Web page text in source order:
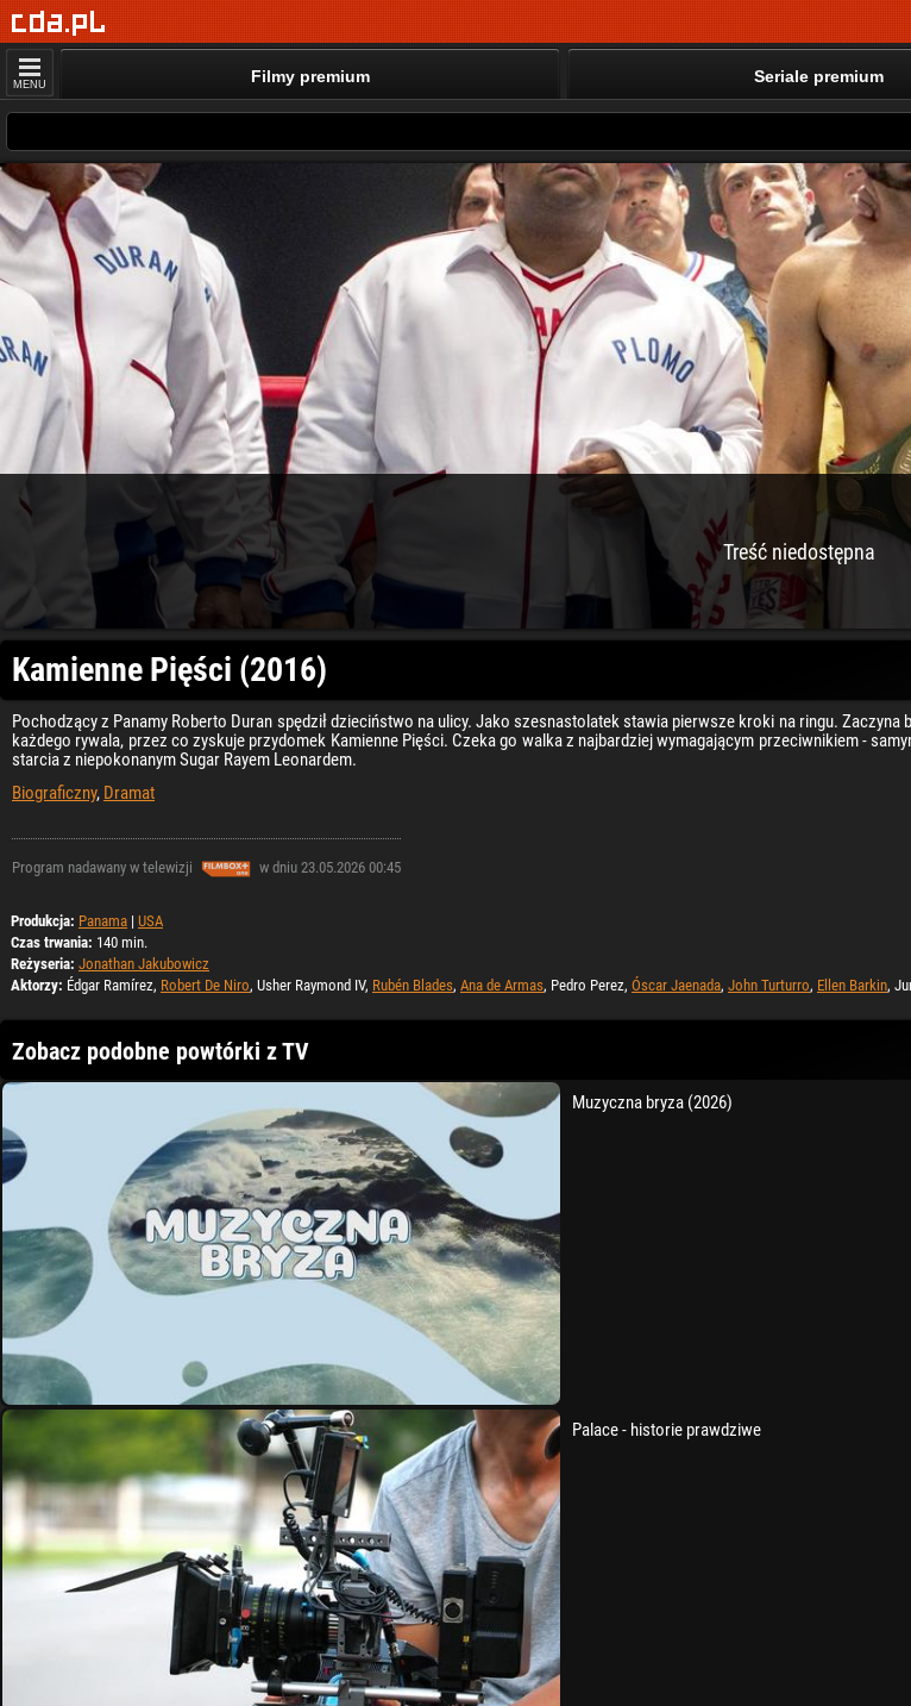
MENU Filmy premium Seriale premium
Treść niedostępna
Kamienne Pięści (2016)
Pochodzący z Panamy Roberto Duran spędził dzieciństwo na ulicy. Jako szesnastolatek stawia pierwsze kroki na ringu.
każdego rywala, przez co zyskuje przydomek Kamienne Pięści. Czeka go walka z najbardziej wymagającym przeciwnikiem -
starcia z niepokonanym Sugar Rayem Leonardem.
Biograficzny, Dramat
Program nadawany w telewizji w dniu 23.05.2026 00:45
Produkcja: Panama | USA
Czas trwania: 140 min.
Reżyseria: Jonathan Jakubowicz
Aktorzy: Édgar Ramírez, Robert De Niro, Usher Raymond IV, Rubén Blades, Ana de Armas, Pedro Perez, Óscar Jaenada, John Turturro, Ellen Barkin,
Zobacz podobne powtórki z TV
Muzyczna bryza (2026)
Palace - historie prawdziwe